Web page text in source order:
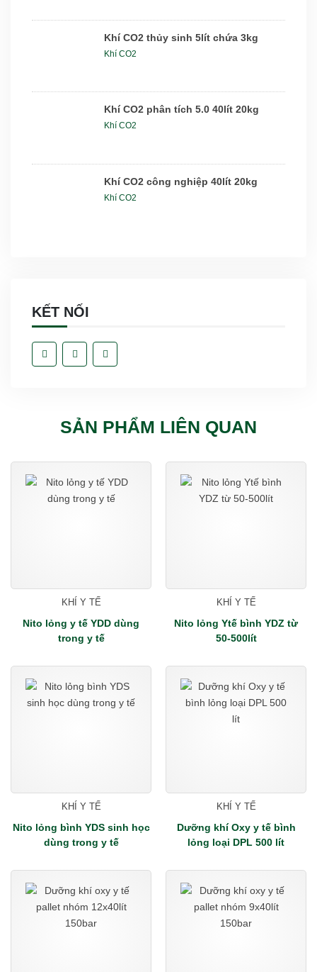
Khí CO2 thủy sinh 5lít chứa 3kg
Khí CO2
Khí CO2 phân tích 5.0 40lít 20kg
Khí CO2
Khí CO2 công nghiệp 40lít 20kg
Khí CO2
KẾT NỐI
SẢN PHẨM LIÊN QUAN
KHÍ Y TẾ
Nito lỏng y tế YDD dùng
trong y tế
KHÍ Y TẾ
Nito lỏng Ytế bình YDZ từ
50-500lít
KHÍ Y TẾ
Nito lỏng bình YDS sinh học
dùng trong y tế
KHÍ Y TẾ
Dưỡng khí Oxy y tế bình
lỏng loại DPL 500 lít